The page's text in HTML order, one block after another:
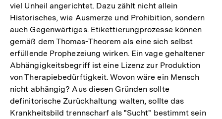
viel Unheil angerichtet. Dazu zählt nicht allein
Historisches, wie Ausmerze und Prohibition, sondern
auch Gegenwärtiges. Etikettierungprozesse können
gemäß dem Thomas-Theorem als eine sich selbst
erfüllende Prophezeiung wirken. Ein vage gehaltener
Abhängigkeitsbegriff ist eine Lizenz zur Produktion
von Therapiebedürftigkeit. Wovon wäre ein Mensch
nicht abhängig? Aus diesen Gründen sollte
definitorische Zurückhaltung walten, sollte das
Krankheitsbild trennscharf als "Sucht" bestimmt sein